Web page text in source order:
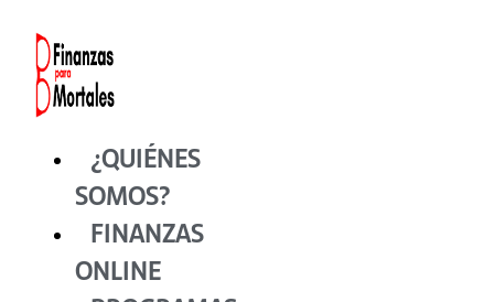
contenido
¿QUIÉNES
SOMOS?
FINANZAS
ONLINE